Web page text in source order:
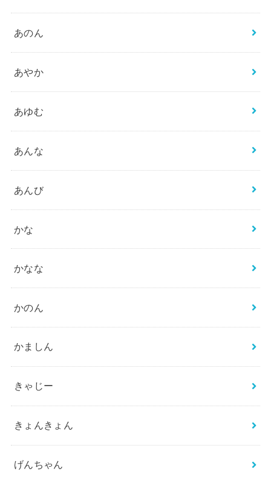
あのん
あやか
あゆむ
あんな
あんび
かな
かなな
かのん
かましん
きゃじー
きょんきょん
げんちゃん